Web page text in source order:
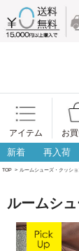
アイテム お
新着 再入荷
TOP > ルームシューズ・クッショ
ルームシ